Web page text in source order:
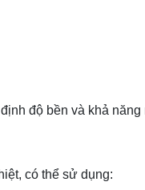
độ bền và khả năng
có thể sử dụng: